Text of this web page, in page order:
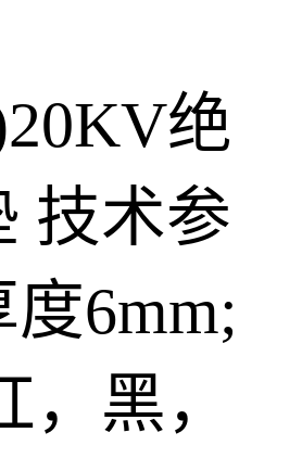
绝
技术参
6mm;
，黑，